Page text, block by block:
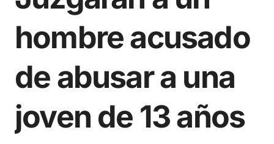
hombre acusado
de abusar a una
joven de 13 años